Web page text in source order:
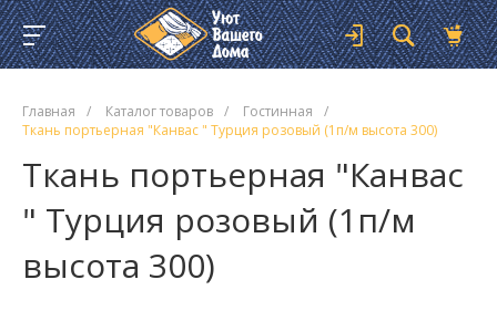
Главная / Каталог товаров / Гостинная
/
Ткань портьерная "Канвас " Турция розовый (1п/м высота 300)
Ткань портьерная "Канвас
" Турция розовый (1п/м
высота 300)